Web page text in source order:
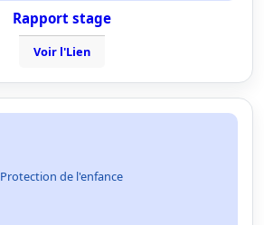
Rapport stage
Voir l'Lien
Protection de l'enfance